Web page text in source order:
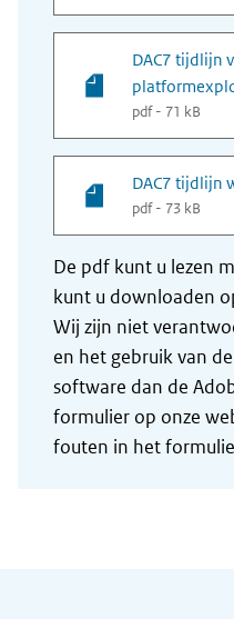
DAC7 tijdlijn
pdf - 71 kB
DAC7 tijdlijn
pdf - 73 kB
De pdf kunt u lezen
kunt u downloaden
Wij zijn niet
en het gebruik van
software dan de
formulier op onze
fouten in het